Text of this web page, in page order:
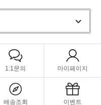
1:1문의 마이페이지
배송조회 이벤트